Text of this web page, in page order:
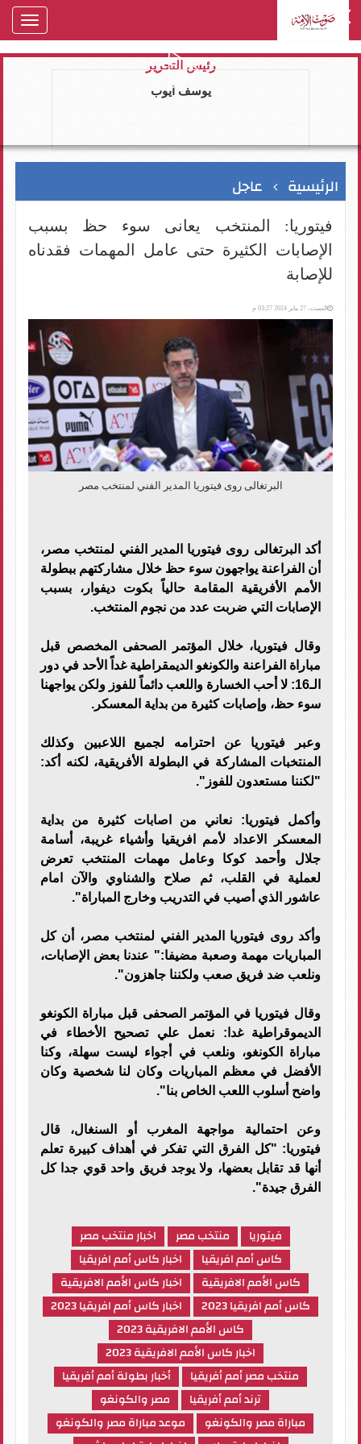
رئيس التحرير
يوسف ايوب
الرئيسية عاجل
فيتوريا: المنتخب يعانى سوء حظ بسبب
الإصابات الكثيرة حتى عامل المهمات فقدناه
للإصابة
السبت، 27 يناير 2024 03:27 م
البرتغالى روى فيتوريا المدير الفني لمنتخب مصر
أكد البرتغالى روى فيتوريا المدير الفني لمنتخب مصر،
أن الفراعنة يواجهون سوء حظ خلال مشاركتهم ببطولة
الأمم الأفريقية المقامة حالياً بكوت ديفوار، بسبب
الإصابات التي ضربت عدد من نجوم المنتخب.
وقال فيتوريا، خلال المؤتمر الصحفى المخصص قبل
مباراة الفراعنة والكونغو الديمقراطية غداً الأحد في دور
الـ16: لا أحب الخسارة واللعب دائماً للفوز ولكن يواجهنا
سوء حظ، وإصابات كثيرة من بداية المعسكر.
وعبر فيتوريا عن احترامه لجميع اللاعبين وكذلك
المنتخبات المشاركة في البطولة الأفريقية، لكنه أكد:
"لكننا مستعدون للفوز".
وأكمل فيتوريا: نعاني من اصابات كثيرة من بداية
المعسكر الاعداد لأمم افريقيا وأشياء غريبة، أسامة
جلال وأحمد كوكا وعامل مهمات المنتخب تعرض
لعملية في القلب، ثم صلاح والشناوي والآن امام
عاشور الذي أصيب في التدريب وخارج المباراة".
وأكد روى فيتوريا المدير الفني لمنتخب مصر، أن كل
المباريات مهمة وصعبة مضيفا:" عندنا بعض الإصابات،
ونلعب ضد فريق صعب ولكننا جاهزون".
وقال فيتوريا في المؤتمر الصحفى قبل مباراة الكونغو
الديموقراطية غدا: نعمل علي تصحيح الأخطاء في
مباراة الكونغو، ونلعب في أجواء ليست سهلة، وكنا
الأفضل في معظم المباريات وكان لنا شخصية وكان
واضح أسلوب اللعب الخاص بنا".
وعن احتمالية مواجهة المغرب أو السنغال، قال
فيتوريا: "كل الفرق التي تفكر في أهداف كبيرة تعلم
أنها قد تقابل بعضها، ولا يوجد فريق واحد قوي جدا كل
الفرق جيدة".
فيتوريا منتخب مصر
اخبار منتخب مصر
كاس أمم افريقيا
اخبار كاس أمم افريقيا
كاس الأمم الافريقية
اخبار كاس الأمم الافريقية
كاس أمم افريقيا 2023
اخبار كاس أمم افريقيا 2023
كاس الأمم الافريقية 2023
اخبار كاس الأمم الافريقية 2023
منتخب مصر أمم أفريقيا
أخبار بطولة أمم أفريقيا
ترند أمم أفريقيا
مصر والكونغو
مباراة مصر والكونغو
موعد مباراة مصر والكونغو